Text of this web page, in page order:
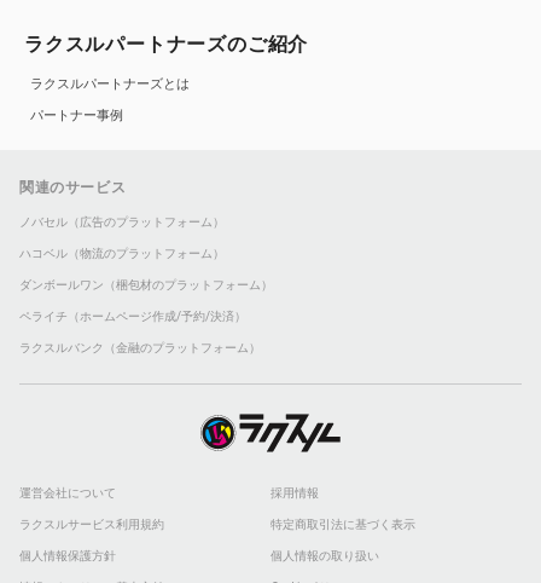
ラクスルパートナーズのご紹介
ラクスルパートナーズとは
パートナー事例
関連のサービス
ノバセル（広告のプラットフォーム）
ハコベル（物流のプラットフォーム）
ダンボールワン（梱包材のプラットフォーム）
ペライチ（ホームページ作成/予約/決済）
ラクスルバンク（金融のプラットフォーム）
運営会社について 採用情報
ラクスルサービス利用規約 特定商取引法に基づく表示
個人情報保護方針 個人情報の取り扱い